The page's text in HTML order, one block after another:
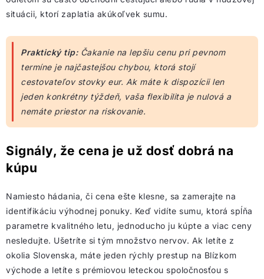
situácii, ktorí zaplatia akúkoľvek sumu.
Praktický tip:Čakanie na lepšiu cenu pri pevnom
termíne je najčastejšou chybou, ktorá stojí
cestovateľov stovky eur. Ak máte k dispozícii len
jeden konkrétny týždeň, vaša flexibilita je nulová a
nemáte priestor na riskovanie.
Signály, že cena je už dosť dobrá na
kúpu
Namiesto hádania, či cena ešte klesne, sa zamerajte na
identifikáciu výhodnej ponuky. Keď vidíte sumu, ktorá spĺňa
parametre kvalitného letu, jednoducho ju kúpte a viac ceny
nesledujte. Ušetríte si tým množstvo nervov. Ak letíte z
okolia Slovenska, máte jeden rýchly prestup na Blízkom
východe a letíte s prémiovou leteckou spoločnosťou s